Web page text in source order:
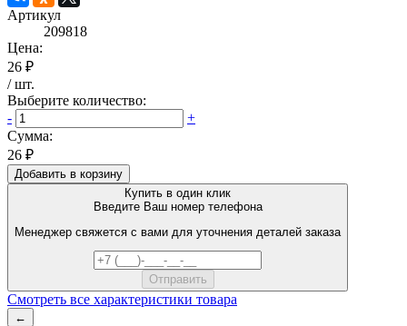
Артикул
209818
Цена:
26 ₽
/шт.
Выберите количество:
-
+
Сумма:
26 ₽
Добавить в корзину
Купить в один клик
Введите Ваш номер телефона
Менеджер свяжется с вами для уточнения деталей заказа
Смотреть все характеристики товара
←